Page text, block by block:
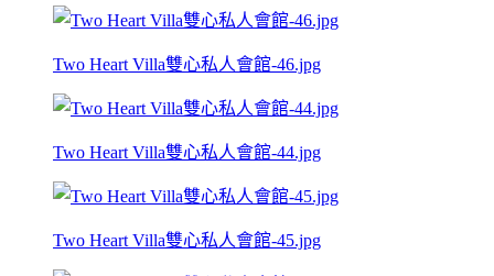
Two Heart Villa雙心私人會館-46.jpg
Two Heart Villa雙心私人會館-44.jpg
Two Heart Villa雙心私人會館-45.jpg